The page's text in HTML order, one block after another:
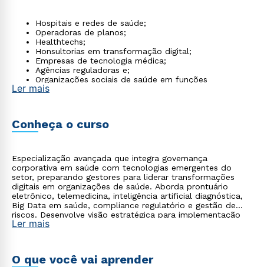
Hospitais e redes de saúde;
Operadoras de planos;
Healthtechs;
Honsultorias em transformação digital;
Empresas de tecnologia médica;
Agências reguladoras e;
Organizações sociais de saúde em funções
estratégicas e de governança.
Ler mais
Conheça o curso
Especialização avançada que integra governança
corporativa em saúde com tecnologias emergentes do
setor, preparando gestores para liderar transformações
digitais em organizações de saúde. Aborda prontuário
eletrônico, telemedicina, inteligência artificial diagnóstica,
Big Data em saúde, compliance regulatório e gestão de
riscos. Desenvolve visão estratégica para implementação
de inovações tecnológicas alinhadas à governança
Ler mais
O que você vai aprender